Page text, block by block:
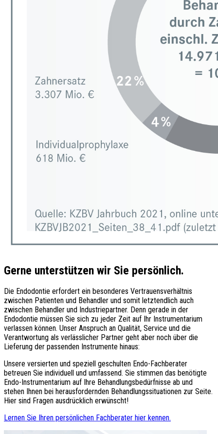
Gerne unterstützen wir Sie persönlich.
Die Endodontie erfordert ein besonderes Vertrauensverhältnis
zwischen Patienten und Behandler und somit letztendlich auch
zwischen Behandler und Industriepartner. Denn gerade in der
Endodontie müssen Sie sich zu jeder Zeit auf Ihr Instrumentarium
verlassen können. Unser Anspruch an Qualität, Service und die
Verantwortung als verlässlicher Partner geht aber noch über die
Lieferung der passenden Instrumente hinaus:
Unsere versierten und speziell geschulten Endo-Fachberater
betreuen Sie individuell und umfassend. Sie stimmen das benötigte
Endo-Instrumentarium auf Ihre Behandlungsbedürfnisse ab und
stehen Ihnen bei herausfordernden Behandlungssituationen zur Seite.
Hier sind Fragen ausdrücklich erwünscht!
Lernen Sie Ihren persönlichen Fachberater hier kennen.